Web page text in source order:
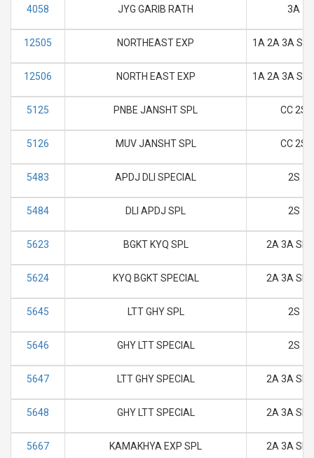
4058 JYG GARIB RATH 3A
12505 NORTHEAST EXP 1A 2A 3A SL
12506 NORTH EAST EXP 1A 2A 3A SL
5125 PNBE JANSHT SPL CC 2S
5126 MUV JANSHT SPL CC 2S
5483 APDJ DLI SPECIAL 2S
5484 DLI APDJ SPL 2S
5623 BGKT KYQ SPL 2A 3A SL
5624 KYQ BGKT SPECIAL 2A 3A SL
5645 LTT GHY SPL 2S
5646 GHY LTT SPECIAL 2S
5647 LTT GHY SPECIAL 2A 3A SL
5648 GHY LTT SPECIAL 2A 3A SL
5667 KAMAKHYA EXP SPL 2A 3A SL